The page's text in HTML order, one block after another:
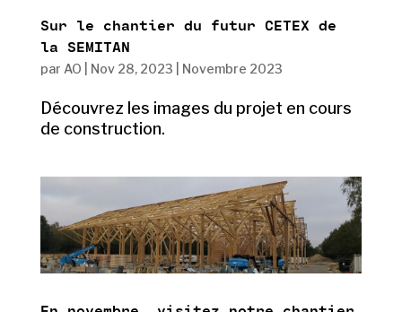
Sur le chantier du futur CETEX de
la SEMITAN
par AO Nov 28, 2023 Novembre 2023
Découvrez les images du projet en cours
de construction.